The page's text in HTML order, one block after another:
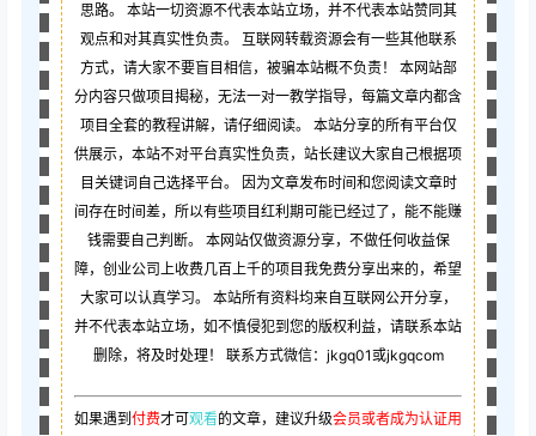
思路。 本站一切资源不代表本站立场，并不代表本站赞同其
观点和对其真实性负责。 互联网转载资源会有一些其他联系
方式，请大家不要盲目相信，被骗本站概不负责！ 本网站部
分内容只做项目揭秘，无法一对一教学指导，每篇文章内都含
项目全套的教程讲解，请仔细阅读。 本站分享的所有平台仅
供展示，本站不对平台真实性负责，站长建议大家自己根据项
目关键词自己选择平台。 因为文章发布时间和您阅读文章时
间存在时间差，所以有些项目红利期可能已经过了，能不能赚
钱需要自己判断。 本网站仅做资源分享，不做任何收益保
障，创业公司上收费几百上千的项目我免费分享出来的，希望
大家可以认真学习。 本站所有资料均来自互联网公开分享，
并不代表本站立场，如不慎侵犯到您的版权利益，请联系本站
删除，将及时处理！ 联系方式微信：jkgq01或jkgqcom
如果遇到付费才可观看的文章，建议升级会员或者成为认证用